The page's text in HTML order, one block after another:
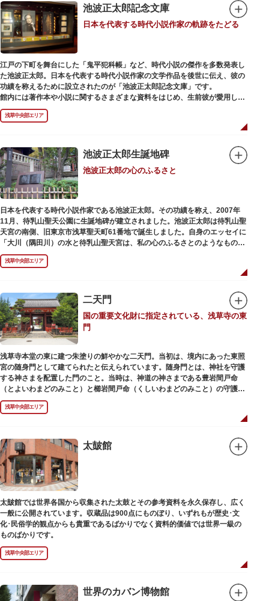
川沿いには「隅田川テラス」と呼ばれる遊歩道も整備されています。心地よ
い風に吹かれながら、緑化が施された遊歩道で散歩やジョギングを楽しんだ
後は、オープンカフェでほっと一息つくのもおすすめです。
隅田川にかかる橋々も、それぞれ特徴的な形をしていて見応えは抜群。せっ
かくなら水上バスに乗船して、優雅に観察してみてはいかがでしょうか。
池波正太郎記念文庫
日本を代表する時代小説作家の軌跡をたどる
江戸の下町を舞台にした「鬼平犯科帳」など、時代小説の傑作を多数発表し
た池波正太郎。日本を代表する時代小説作家の文学作品を後世に伝え、彼の
功績を称えるために設立されたのが「池波正太郎記念文庫」です。
館内には著作本や小説に関するさまざまな資料をはじめ、生前彼が愛用して
いた万年筆やパイプ、帽子などが展示されています。書斎も復元されてお
り、池波正太郎をより身近に感じられるスポットです。また「池波グッズ」
とよばれる、作品の舞台を紹介した古地図やポストカード、扇子など様々な
浅草中央部エリア
池波正太郎生誕地碑
池波正太郎の心のふるさと
日本を代表する時代小説作家である池波正太郎。その功績を称え、2007年
11月、待乳山聖天公園に生誕地碑が建立されました。池波正太郎は待乳山聖
天宮の南側、旧東京市浅草聖天町61番地で誕生しました。自身のエッセイに
「大川（隅田川）の水と待乳山聖天宮は、私の心のふるさとのようなもの
だ」（『東京の情景「大川と待乳山聖天宮」』より）と記しており、小説の
舞台にも待乳山や近くの今戸、橋場などをたびたび登場させています。
浅草中央部エリア
二天門
国の重要文化財に指定されている、浅草寺の東
門
浅草寺本堂の東に建つ朱塗りの鮮やかな二天門。当初は、境内にあった東照
宮の随身門として建てられたと伝えられています。随身門とは、神社を守護
する神さまを配置した門のこと。当時は、神道の神さまである豊岩間戸命
（とよいわまどのみこと）と櫛岩間戸命（くしいわまどのみこと）の守護神
像が左右に祀られていました。
しかし、1868年（明治元年）に明治政府が発令した神仏分離令により、仏教
寺院である浅草寺には、この2柱の神さまの像を祀ることができなくなりま
鶴岡八幡宮にあった仏教の守護神である広目天（こうもくてん）と持国天
（じこくてん）の像を二天門に安置。これに伴い、正式名称が随身門から二
天門に変更されました。
その後、第二次世界大戦により2柱の像は焼失。現在は、上野の寛永寺（か
んえいじ）の四代将軍徳川家綱霊廟にあった持国天と増長天（ぞうちょうて
ん）の像が祀られています。持国天と増長天は、四天王と呼ばれる仏さまと
して知られていますが、四天王は仏教の守護神であることから武装した姿。
どちらも、鎌倉時代以降に流行した複数の木材を組み合わせる技法「寄木
造」により造られています。
浅草中央部エリア
太皷館
太皷館では世界各国から収集された太鼓とその参考資料を永久保存し、広く
一般に公開されています。収蔵品は900点にものぼり、いずれもが歴史･文
化･民俗学的観点からも貴重であるばかりでなく資料的価値では世界一級の
ものばかりです。
浅草中央部エリア
世界のカバン博物館